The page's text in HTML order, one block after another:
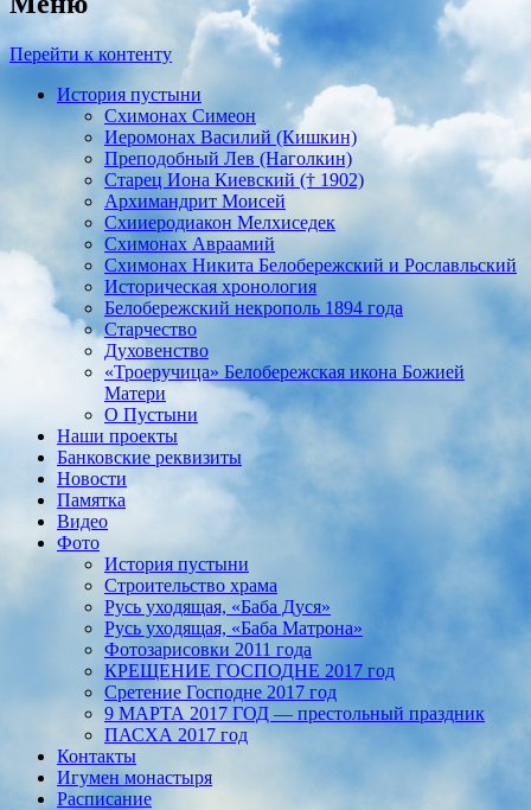
Перейти к контенту
История пустыни
Схимонах Симеон
Иеромонах Василий (Кишкин)
Преподобный Лев (Наголкин)
Старец Иона Киевский († 1902)
Архимандрит Моисей
Схииеродиакон Мелхиседек
Схимонах Авраамий
Cхимонах Никита Белобережский и Рославльский
Историческая хронология
Белобережский некрополь 1894 года
Старчество
Духовенство
«Троеручица» Белобережская икона Божией
Матери
О Пустыни
Наши проекты
Банковские реквизиты
Новости
Памятка
Видео
Фото
История пустыни
Строительство храма
Русь уходящая, «Баба Дуся»
Русь уходящая, «Баба Матрона»
Фотозарисовки 2011 года
КРЕЩЕНИЕ ГОСПОДНЕ 2017 год
Сретение Господне 2017 год
9 МАРТА 2017 ГОД — престольный праздник
ПАСХА 2017 год
Контакты
Игумен монастыря
Расписание